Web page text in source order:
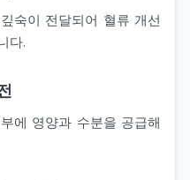
숙이 전달되어 혈류 개선
다.
에 영양과 수분을 공급해